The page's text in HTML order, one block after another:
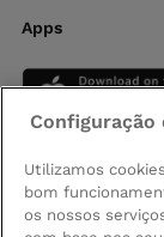
Apps
Siga-nos
Configuração
Utilizamos
bom
os nossos